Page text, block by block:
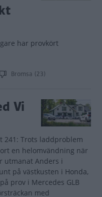
har provkört
Bromsa (23)
Vi
241: Trots laddproblem
en helomvändning när
utmanat Anders i
på västkusten i Honda,
prov i Mercedes GLB
med